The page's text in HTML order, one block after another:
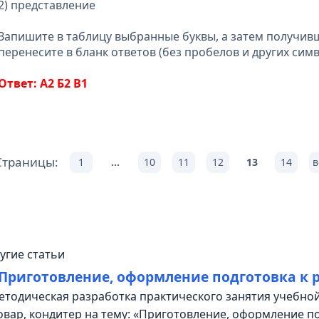
представление
в таблицу выбранные буквы, а затем
в бланк ответов (без пробелов и других
А2 Б2 В1
1 ... 10 11 12 13 14
статьи
оформление подготовка к
разработка практического занятия
кондитер на тему: «Приготовление, оформление